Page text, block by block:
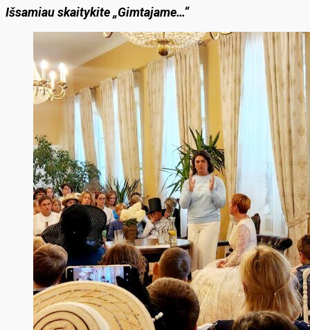
Išsamiau skaitykite „Gimtajame…“